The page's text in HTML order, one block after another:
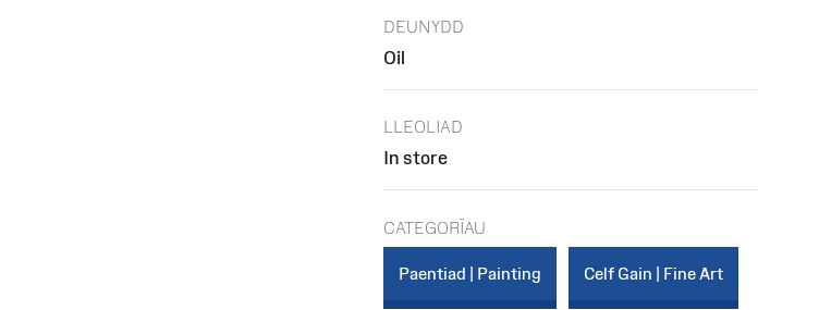
DEUNYDD
Oil
LLEOLIAD
In store
CATEGORÏAU
Paentiad | Painting Celf Gain | Fine Art